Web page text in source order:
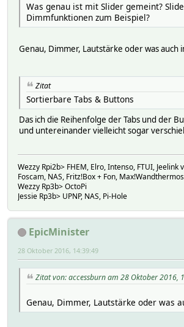
Was genau ist mit Slider gemeint?
Dimmfunktionen zum Beispiel?
Genau, Dimmer, Lautstärke oder was auch
Zitat
Sortierbare Tabs & Buttons
Das ich die Reihenfolge der Tabs und der
und untereinander vielleicht sogar
Wezzy Rpi2b> FHEM, Elro, Intenso, FTUI, Jeelink
Foscam, NAS, Fritz!Box + Fon,
Wezzy Rp3b> OctoPi
Jessie Rp3b> UPNP, NAS, Pi-Hole
EpicMinister
28 Oktober 2016, 14:39:49
Zitat von: accessburn am 28 Oktober 2016,
Genau, Dimmer, Lautstärke oder was